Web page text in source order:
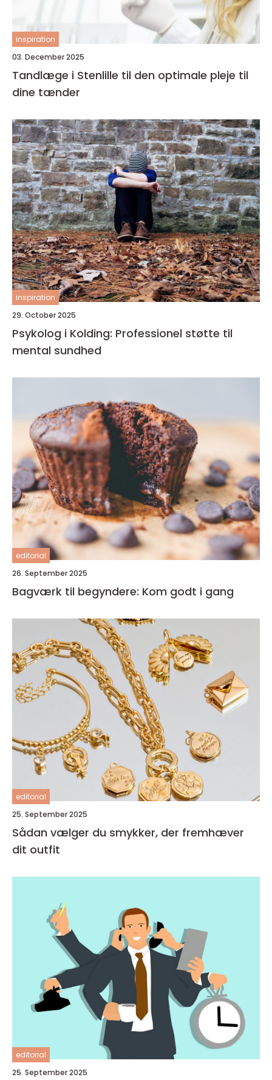
inspiration
03. December 2025
Tandlæge i Stenlille til den optimale pleje til
dine tænder
inspiration
29. October 2025
Psykolog i Kolding: Professionel støtte til
mental sundhed
editorial
26. September 2025
Bagværk til begyndere: Kom godt i gang
editorial
25. September 2025
Sådan vælger du smykker, der fremhæver
dit outfit
editorial
25. September 2025